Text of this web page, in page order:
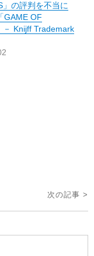
」の評判を不当に
GAME OF
－ Knijff Trademark
次の記事 >